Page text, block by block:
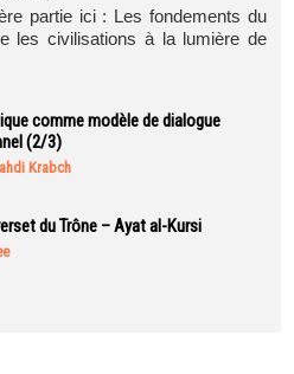
partie ici : Les fondements du
les civilisations à la lumière de
comme modèle de dialogue
(2/3)
Krabch
du Trône – Ayat al-Kursi